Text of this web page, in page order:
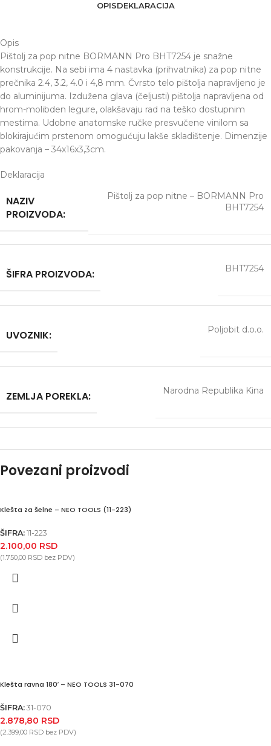
OPISDEKLARACIJA
Opis
Pištolj za pop nitne BORMANN Pro BHT7254 je snažne
konstrukcije. Na sebi ima 4 nastavka (prihvatnika) za pop nitne
prečnika 2.4, 3.2, 4.0 i 4,8 mm. Čvrsto telo pištolja napravljeno je
do aluminijuma. Izdužena glava (čeljusti) pištolja napravljena od
hrom-molibden legure, olakšavaju rad na teško dostupnim
mestima. Udobne anatomske ručke presvučene vinilom sa
blokirajućim prstenom omogućuju lakše skladištenje. Dimenzije
pakovanja – 34x16x3,3cm.
Deklaracija
NAZIV
PROIZVODA:
Pištolj za pop nitne – BORMANN Pro
BHT7254
ŠIFRA PROIZVODA: BHT7254
UVOZNIK: Poljobit d.o.o.
ZEMLJA POREKLA: Narodna Republika Kina
Povezani proizvodi
Klešta za šelne – NEO TOOLS (11-223)
ŠIFRA: 11-223
2.100,00 RSD
(1.750,00 RSD bez PDV)
Klešta ravna 180′ – NEO TOOLS 31-070
ŠIFRA: 31-070
2.878,80 RSD
(2.399,00 RSD bez PDV)